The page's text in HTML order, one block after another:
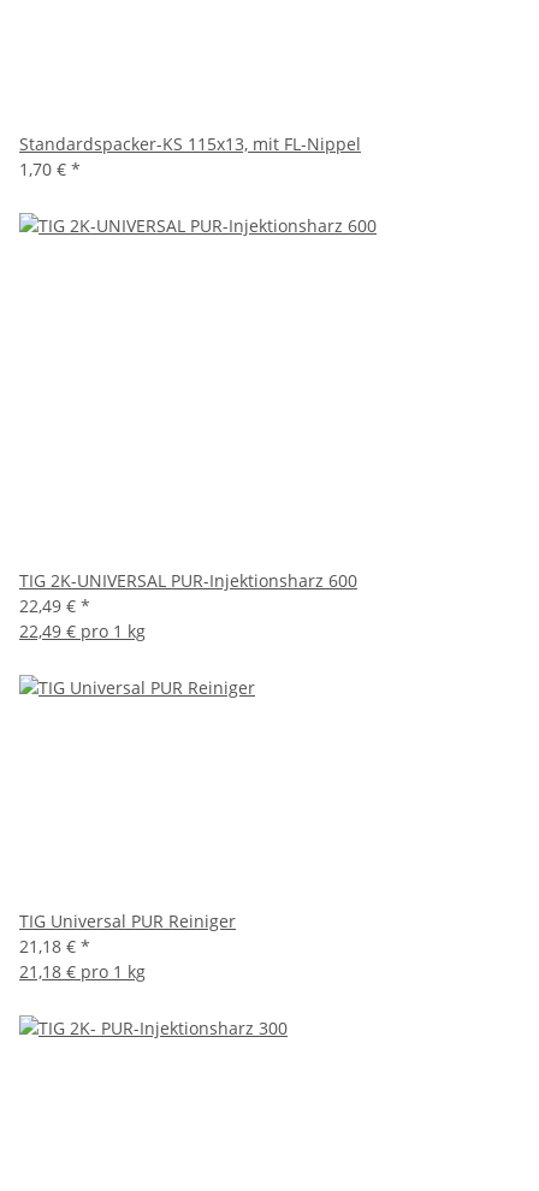
Standardspacker-KS 115x13, mit FL-Nippel
1,70 € *
TIG 2K-UNIVERSAL PUR-Injektionsharz 600
22,49 € *
22,49 € pro 1 kg
TIG Universal PUR Reiniger
21,18 € *
21,18 € pro 1 kg